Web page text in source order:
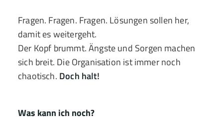
Fragen. Fragen. Fragen. Lösungen sollen her,
damit es weitergeht.
Der Kopf brummt. Ängste und Sorgen machen
sich breit. Die Organisation ist immer noch
chaotisch. Doch halt!
Was kann ich noch?